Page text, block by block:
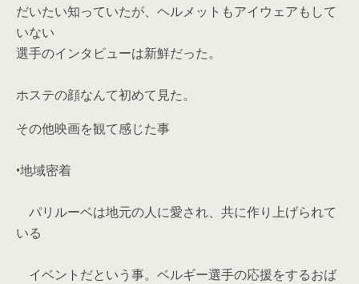
だいたい知っていたが、ヘルメットもアイウェアもして
いない
選手のインタビューは新鮮だった。
ホステの顔なんて初めて見た。
その他映画を観て感じた事
•地域密着
パリルーベは地元の人に愛され、共に作り上げられて
いる
イベントだという事。ベルギー選手の応援をするおば